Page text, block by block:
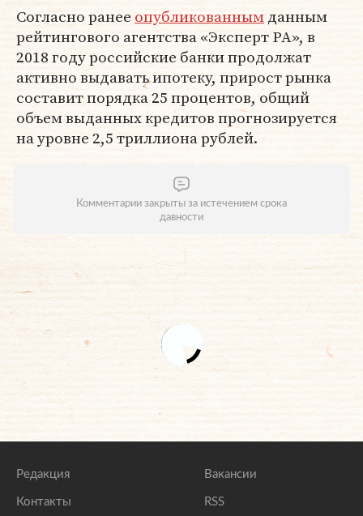
Согласно ранееопубликованнымданным
рейтингового агентства «Эксперт РА», в
2018 году российские банки продолжат
активно выдавать ипотеку, прирост рынка
составит порядка 25 процентов, общий
объем выданных кредитов прогнозируется
на уровне 2,5 триллиона рублей.
Комментарии закрыты за истечением срока
давности
Редакция
Контакты
Вакансии
RSS